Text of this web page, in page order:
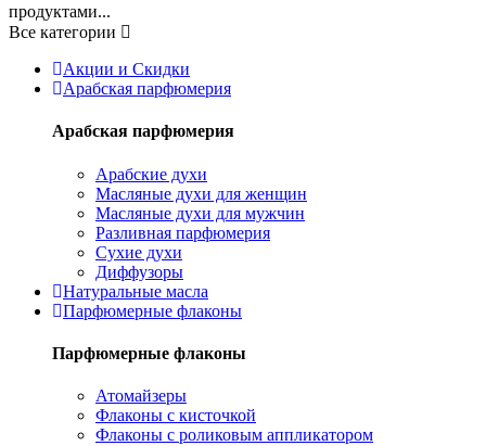
продуктами...
Все категории
Акции и Скидки
Арабская парфюмерия
Арабская парфюмерия
Арабские духи
Масляные духи для женщин
Масляные духи для мужчин
Разливная парфюмерия
Сухие духи
Диффузоры
Натуральные масла
Парфюмерные флаконы
Парфюмерные флаконы
Атомайзеры
Флаконы с кисточкой
Флаконы с роликовым аппликатором